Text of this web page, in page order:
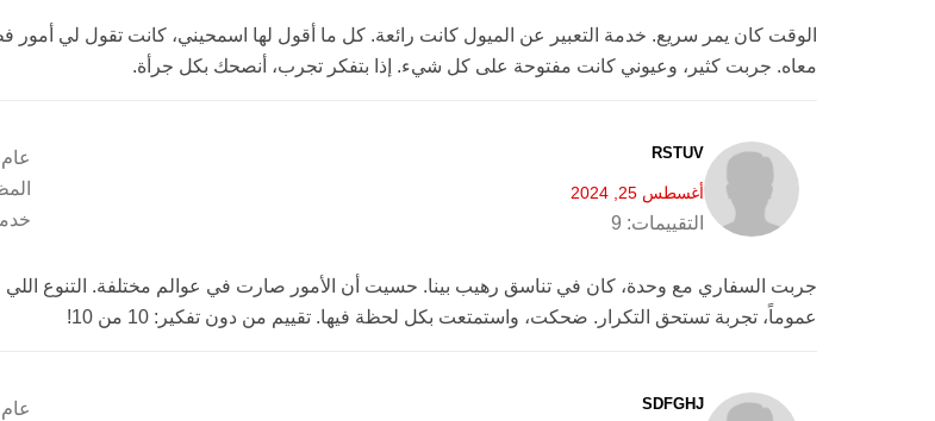
الوقت كان يمر سريع. خدمة التعبير عن الميول كانت رائعة. كل ما أقول لها اسمحيني، كانت تقول لي أمور
معاه. جربت كثير، وعيوني كانت مفتوحة على كل شيء. إذا بتفكر تجرب، أنصحك بكل جرأة.
RSTUV
أغسطس 25, 2024
التقييمات: 9
جربت السفاري مع وحدة، كان في تناسق رهيب بينا. حسيت أن الأمور صارت في عوالم مختلفة. التنوع
عموماً، تجربة تستحق التكرار. ضحكت، واستمتعت بكل لحظة فيها. تقييم من دون تفكير: 10 من 10!
SDFGHJ